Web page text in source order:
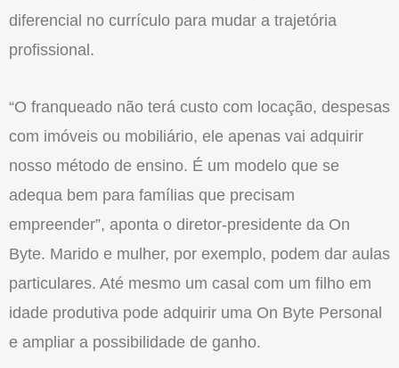
diferencial no currículo para mudar a trajetória
profissional.
“O franqueado não terá custo com locação, despesas
com imóveis ou mobiliário, ele apenas vai adquirir
nosso método de ensino. É um modelo que se
adequa bem para famílias que precisam
empreender”, aponta o diretor-presidente da On
Byte. Marido e mulher, por exemplo, podem dar aulas
particulares. Até mesmo um casal com um filho em
idade produtiva pode adquirir uma On Byte Personal
e ampliar a possibilidade de ganho.